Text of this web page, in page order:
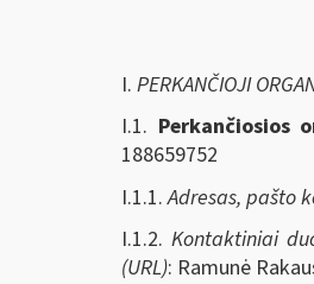
I. PERKANČIOJI
I.1. Perkančiosios
188659752
I.1.1.Adresas, pašto
I.1.2. Kontaktiniai
(URL): Ramunė